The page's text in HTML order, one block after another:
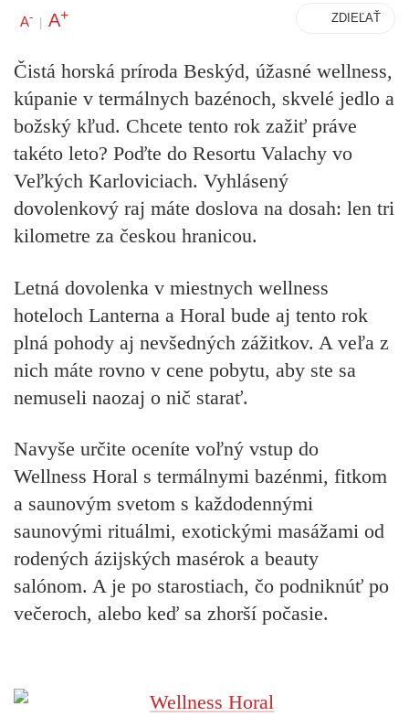
A- | A+ ZDIEĽAŤ
Čistá horská príroda Beskýd, úžasné wellness,
kúpanie v termálnych bazénoch, skvelé jedlo a
božský kľud. Chcete tento rok zažiť práve
takéto leto? Poďte do Resortu Valachy vo
Veľkých Karloviciach. Vyhlásený
dovolenkový raj máte doslova na dosah: len tri
kilometre za českou hranicou.
Letná dovolenka v miestnych wellness
hoteloch Lanterna a Horal bude aj tento rok
plná pohody aj nevšedných zážitkov. A veľa z
nich máte rovno v cene pobytu, aby ste sa
nemuseli naozaj o nič starať.
Navyše určite oceníte voľný vstup do
Wellness Horal s termálnymi bazénmi, fitkom
a saunovým svetom s každodennými
saunovými rituálmi, exotickými masážami od
rodených ázijských masérok a beauty
salónom. A je po starostiach, čo podniknúť po
večeroch, alebo keď sa zhorší počasie.